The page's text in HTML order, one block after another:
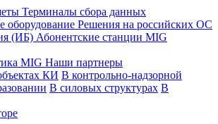
Терминалы сбора данных
оборудование Решения на российских ОС
(ИБ) Абонентские станции MIG
MIG Наши партнеры
КИ В контрольно-надзорной
В силовых структурах В